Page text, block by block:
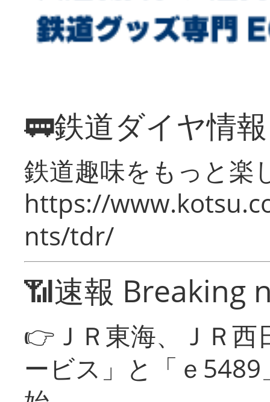
🚃鉄道ダイヤ情
鉄道趣味をもっと楽
https://
nts/tdr/
📶速報 Breaking
👉ＪＲ東海、ＪＲ
ービス」と「ｅ